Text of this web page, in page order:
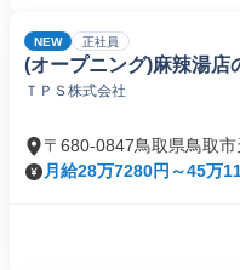
NEW 正社員
(オープニング)麻辣湯店
ＴＰＳ株式会社
〒680-0847鳥取県鳥取
月給28万7280円～45万